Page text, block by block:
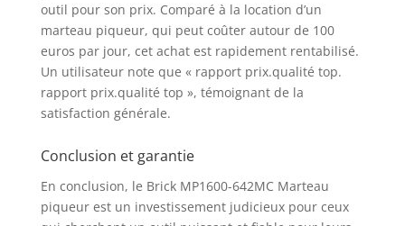
outil pour son prix. Comparé à la location d’un
marteau piqueur, qui peut coûter autour de 100
euros par jour, cet achat est rapidement rentabilisé.
Un utilisateur note que « rapport prix.qualité top.
rapport prix.qualité top », témoignant de la
satisfaction générale.
Conclusion et garantie
En conclusion, le Brick MP1600-642MC Marteau
piqueur est un investissement judicieux pour ceux